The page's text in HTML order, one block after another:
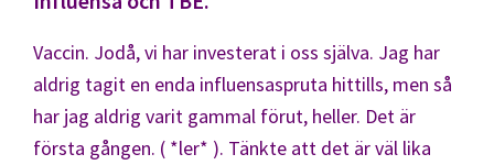
Vaccin. Jodå, vi har investerat i oss själva. Jag har
aldrig tagit en enda influensaspruta hittills, men så
har jag aldrig varit gammal förut, heller. Det är
första gången. ( *ler* ). Tänkte att det är väl lika